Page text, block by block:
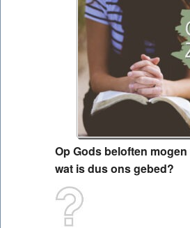
Op Gods beloften
wat is dus ons gebed?